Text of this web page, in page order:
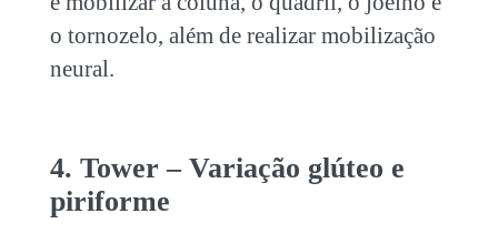
o tornozelo, além de realizar mobilização
neural.
4. Tower – Variação glúteo e
piriforme